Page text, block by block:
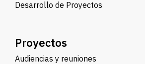
Desarrollo de Proyectos
Proyectos
Audiencias y reuniones